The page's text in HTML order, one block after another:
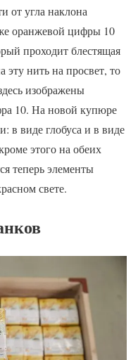
от угла наклона
оранжевой цифры 10
проходит блестящая
эту нить на просвет, то
изображены
10. На новой купюре
в виде глобуса и в виде
этого на обеих
теперь элементы
свете.